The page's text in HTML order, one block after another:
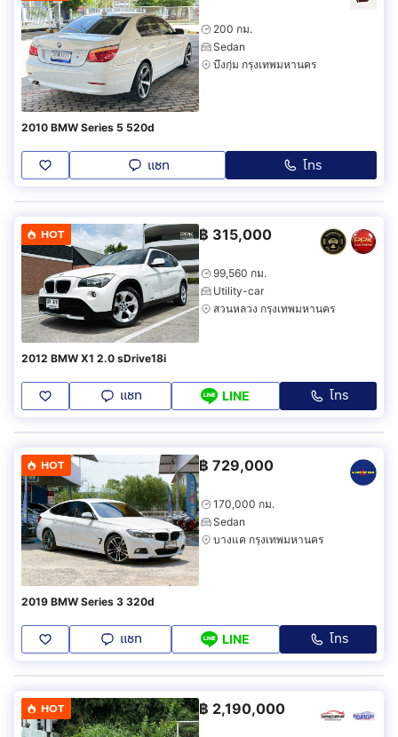
200 กม.
Sedan
บึงกุ่ม กรุงเทพมหานคร
2010 BMW Series 5 520d
แชท โทร
HOT ฿ 315,000
99,560 กม.
Utility-car
สวนหลวง กรุงเทพมหานคร
2012 BMW X1 2.0 sDrive18i
แชท LINE โทร
HOT ฿ 729,000
170,000 กม.
Sedan
บางแค กรุงเทพมหานคร
2019 BMW Series 3 320d
แชท LINE โทร
HOT ฿ 2,190,000